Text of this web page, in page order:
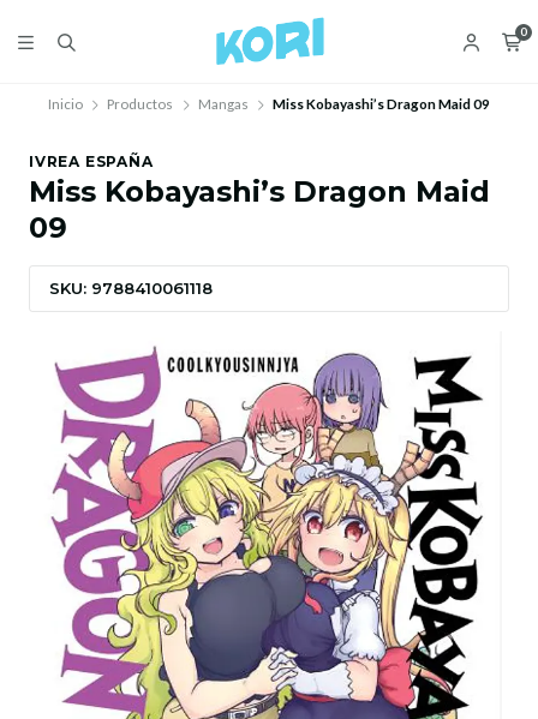
0
Inicio Productos Mangas Miss Kobayashi’s Dragon Maid 09
IVREA ESPAÑA
Miss Kobayashi’s Dragon Maid
09
SKU: 9788410061118